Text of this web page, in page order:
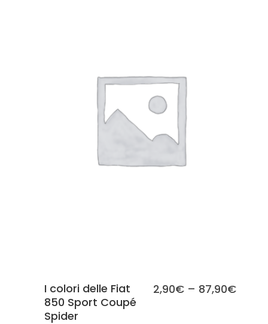
SCEGLI
I colori delle Fiat
850 Sport Coupé
Spider
2,90€ – 87,90€